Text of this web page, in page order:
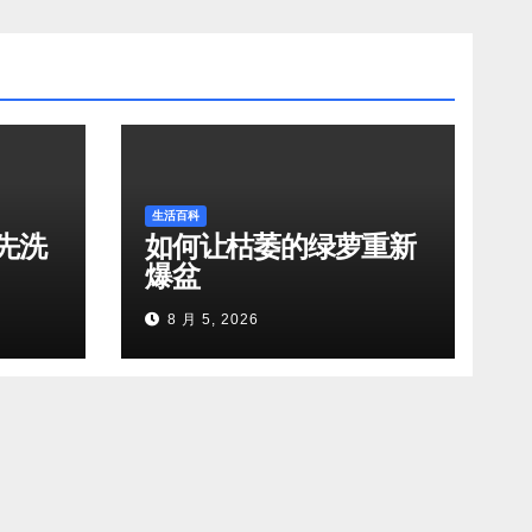
洗
生活百科
如何让枯萎的绿萝重新
爆盆
8 月 5, 2026